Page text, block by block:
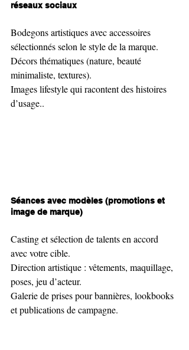
réseaux sociaux
Bodegons artistiques avec accessoires
sélectionnés selon le style de la marque.
Décors thématiques (nature, beauté
minimaliste, textures).
Images lifestyle qui racontent des histoires
d’usage..
Séances avec modèles (promotions et
image de marque)
Casting et sélection de talents en accord
avec votre cible.
Direction artistique : vêtements, maquillage,
poses, jeu d’acteur.
Galerie de prises pour bannières, lookbooks
et publications de campagne.